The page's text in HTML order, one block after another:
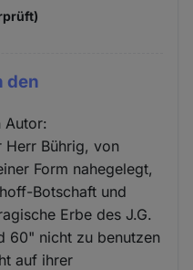
den
Autor:
Herr Bührig, von
Form nahegelegt,
Botschaft und
Erbe des J.G.
60" nicht zu benutzen
auf ihrer